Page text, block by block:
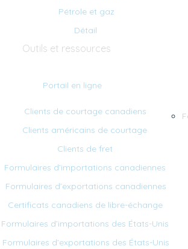
Pétrole et gaz
Détail
Outils et ressources
Portail en ligne
Clients de courtage canadiens
Clients américains de courtage
Clients de fret
Formulaires d’importations canadiennes
Formulaires d’exportations canadiennes
Certificats canadiens de libre-échange
Formulaires d’importations des États-Unis
Formulaires d’exportations des États-Unis